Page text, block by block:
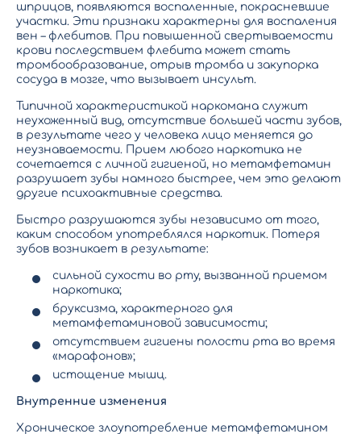
шприцов, появляются воспаленные, покрасневшие
участки. Эти признаки характерны для воспаления
вен – флебитов. При повышенной свертываемости
крови последствием флебита может стать
тромбообразование, отрыв тромба и закупорка
сосуда в мозге, что вызывает инсульт.
Типичной характеристикой наркомана служит
неухоженный вид, отсутствие большей части зубов,
в результате чего у человека лицо меняется до
неузнаваемости. Прием любого наркотика не
сочетается с личной гигиеной, но метамфетамин
разрушает зубы намного быстрее, чем это делают
другие психоактивные средства.
Быстро разрушаются зубы независимо от того,
каким способом употреблялся наркотик. Потеря
зубов возникает в результате:
сильной сухости во рту, вызванной приемом
наркотика;
бруксизма, характерного для
метамфетаминовой зависимости;
отсутствием гигиены полости рта во время
«марафонов»;
истощение мышц.
Внутренние изменения
Хроническое злоупотребление метамфетамином